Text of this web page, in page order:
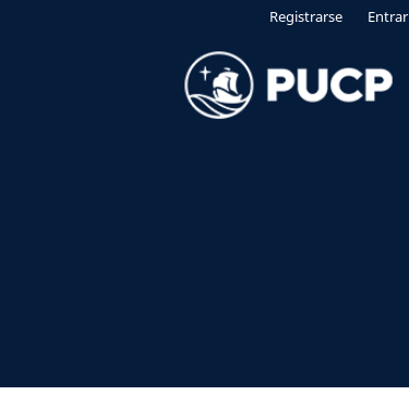
Registrarse Entrar